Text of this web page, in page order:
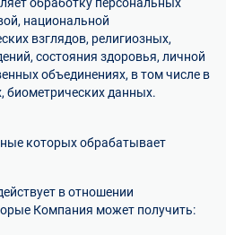
национальной
взглядов, религиозных,
состояния здоровья, личной
объединениях, в том числе в
биометрических данных.
которых обрабатывает
в отношении
Компания может получить: